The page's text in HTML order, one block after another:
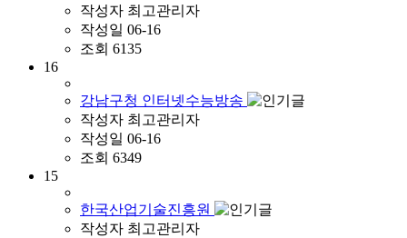
작성자 최고관리자
작성일 06-16
조회 6135
16
강남구청 인터넷수능방송
작성자 최고관리자
작성일 06-16
조회 6349
15
한국산업기술진흥원
작성자 최고관리자